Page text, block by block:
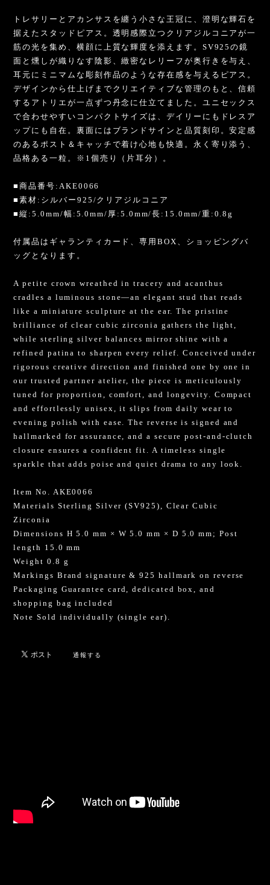
トレサリーとアカンサスを纏う小さな王冠に、澄明な輝石を
据えたスタッドピアス。透明感際立つクリアジルコニアが一
筋の光を集め、横顔に上質な輝度を添えます。SV925の鏡
面と燻しが織りなす陰影、緻密なレリーフが奥行きを与え、
耳元にミニマムな彫刻作品のような存在感を与えるピアス。
デザインから仕上げまでクリエイティブな管理のもと、信頼
するアトリエが一点ずつ丹念に仕立てました。ユニセックス
で合わせやすいコンパクトサイズは、デイリーにもドレスア
ップにも自在。裏面にはブランドサインと品質刻印。安定感
のあるポスト＆キャッチで着け心地も快適。永く寄り添う、
品格ある一粒。※1個売り（片耳分）。
■商品番号:AKE0066
■素材:シルバー925/クリアジルコニア
■縦:5.0mm/幅:5.0mm/厚:5.0mm/長:15.0mm/重:0.8g
付属品はギャランティカード、専用BOX、ショッピングバ
ッグとなります。
A petite crown wreathed in tracery and acanthus
cradles a luminous stone—an elegant stud that reads
like a miniature sculpture at the ear. The pristine
brilliance of clear cubic zirconia gathers the light,
while sterling silver balances mirror shine with a
refined patina to sharpen every relief. Conceived under
rigorous creative direction and finished one by one in
our trusted partner atelier, the piece is meticulously
tuned for proportion, comfort, and longevity. Compact
and effortlessly unisex, it slips from daily wear to
evening polish with ease. The reverse is signed and
hallmarked for assurance, and a secure post-and-clutch
closure ensures a confident fit. A timeless single
sparkle that adds poise and quiet drama to any look.
Item No. AKE0066
Materials Sterling Silver (SV925), Clear Cubic
Zirconia
Dimensions H 5.0 mm × W 5.0 mm × D 5.0 mm; Post
length 15.0 mm
Weight 0.8 g
Markings Brand signature & 925 hallmark on reverse
Packaging Guarantee card, dedicated box, and
shopping bag included
Note Sold individually (single ear).
通報する